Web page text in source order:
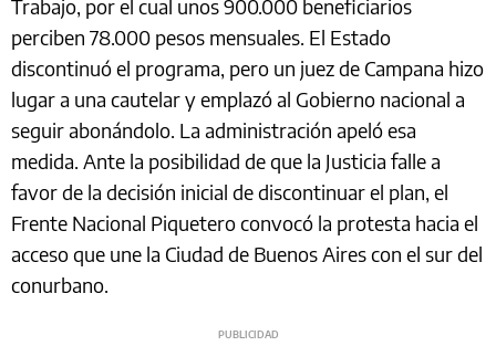
Trabajo, por el cual unos 900.000 beneficiarios
perciben 78.000 pesos mensuales. El Estado
discontinuó el programa, pero un juez de Campana hizo
lugar a una cautelar y emplazó al Gobierno nacional a
seguir abonándolo. La administración apeló esa
medida. Ante la posibilidad de que la Justicia falle a
favor de la decisión inicial de discontinuar el plan, el
Frente Nacional Piquetero convocó la protesta hacia el
acceso que une la Ciudad de Buenos Aires con el sur del
conurbano.